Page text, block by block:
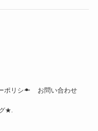
ポリシー お問い合わせ
★.